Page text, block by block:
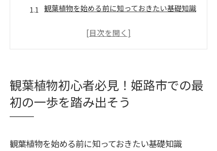
観葉植物を始める前に知っておきたい基礎知識
初めての観葉植物選びで失敗しないポイント
姫路市内の初心者に優しい店舗での購入体験記
観葉植物初心者に必要なアイテムを揃えよう
姫路市で観葉植物を選ぶ際のポイントと人気店
初心者におすすめの観葉植物とは？
観葉植物初心者必見！姫路市での最
初の一歩を踏み出そう
観葉植物を始める前に知っておきたい基礎知識